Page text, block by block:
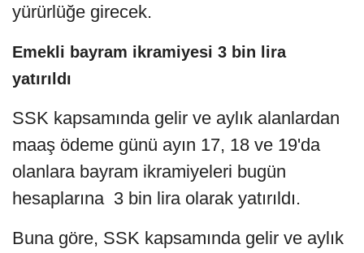
yürürlüğe girecek.
Emekli bayram ikramiyesi 3 bin lira
yatırıldı
SSK kapsamında gelir ve aylık alanlardan
maaş ödeme günü ayın 17, 18 ve 19'da
olanlara bayram ikramiyeleri bugün
hesaplarına 3 bin lira olarak yatırıldı.
Buna göre, SSK kapsamında gelir ve aylık